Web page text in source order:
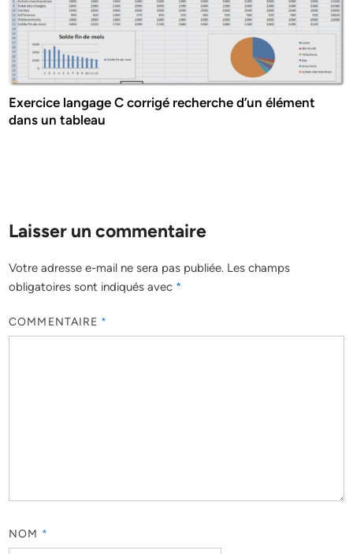
Exercice langage C corrigé recherche d’un élément
dans un tableau
Laisser un commentaire
Votre adresse e-mail ne sera pas publiée. Les champs
obligatoires sont indiqués avec *
COMMENTAIRE *
NOM *